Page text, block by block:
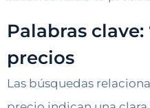
Palabras clave:
precios
Las búsquedas